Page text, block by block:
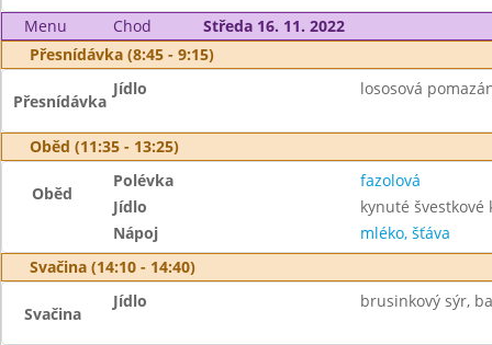
Menu Chod
Středa 16. 11. 2022
Přesnídávka (8:45 - 9:15)
Přesnídávka
Jídlo lososová
Oběd (11:35 - 13:25)
Oběd
Polévka
fazolová
Jídlo
kynuté
Nápoj
mléko, šťáva
Svačina (14:10 - 14:40)
Svačina
Jídlo brusinkový sýr,